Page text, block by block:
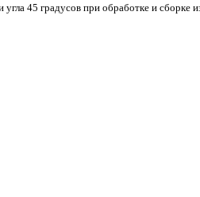
угла 45 градусов при обработке и сборке